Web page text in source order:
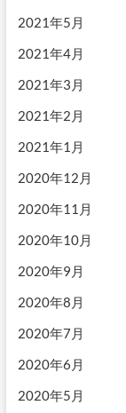
2021年5月
2021年4月
2021年3月
2021年2月
2021年1月
2020年12月
2020年11月
2020年10月
2020年9月
2020年8月
2020年7月
2020年6月
2020年5月